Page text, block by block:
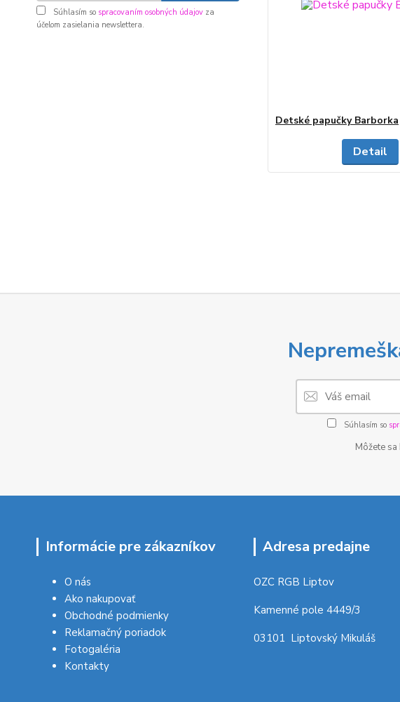
Súhlasím so spracovaním osobných údajov za
účelom zasielania newslettera.
Detské papučky Barborka
Detail
Súhlasím so
Môžete
Informácie pre zákazníkov
O nás
Ako nakupovať
Obchodné podmienky
Reklamačný poriadok
Fotogaléria
Kontakty
Adresa predajne
OZC RGB Liptov
Kamenné pole 4449/3
03101 Liptovský Mikuláš